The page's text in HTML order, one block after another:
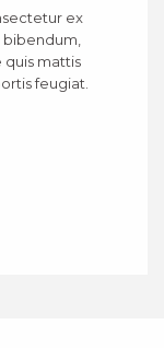
ex
mattis
feugiat.